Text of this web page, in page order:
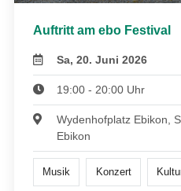
Auftritt am ebo Festival
Sa, 20. Juni 2026
19:00 - 20:00 Uhr
Wydenhofplatz Ebikon,
Ebikon
Musik Konzert